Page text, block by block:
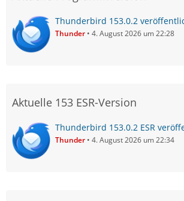
Thunderbird 153.0.2
Thunder 4. August 2026 um 22:28
Aktuelle 153 ESR-Version
Thunderbird 153.0.2 ESR
Thunder 4. August 2026 um 22:34